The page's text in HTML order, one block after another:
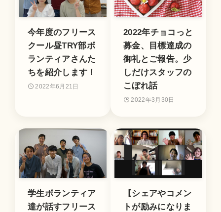
今年度のフリース
クール昼TRY部ボ
ランティアさんた
ちを紹介します！
2022年6月21日
2022年チョコっと
募金、目標達成の
御礼とご報告。少
しだけスタッフの
こぼれ話
2022年3月30日
学生ボランティア
達が話すフリース
【シェアやコメン
トが励みになりま